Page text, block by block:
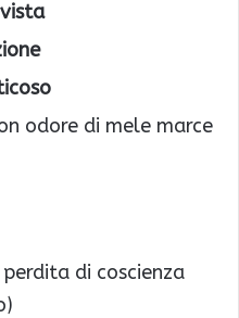
vista
odore di mele marce
di coscienza